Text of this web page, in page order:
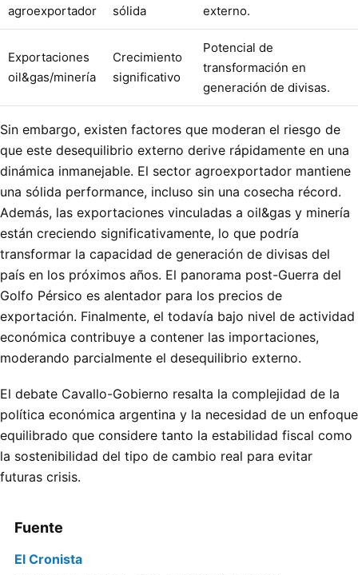
agroexportador
sólida
externo.
Exportaciones
oil&gas/minería
Crecimiento
significativo
Potencial de
transformación en
generación de divisas.
Sin embargo, existen factores que moderan el riesgo de
que este desequilibrio externo derive rápidamente en una
dinámica inmanejable. El sector agroexportador mantiene
una sólida performance, incluso sin una cosecha récord.
Además, las exportaciones vinculadas a oil&gas y minería
están creciendo significativamente, lo que podría
transformar la capacidad de generación de divisas del
país en los próximos años. El panorama post-Guerra del
Golfo Pérsico es alentador para los precios de
exportación. Finalmente, el todavía bajo nivel de actividad
económica contribuye a contener las importaciones,
moderando parcialmente el desequilibrio externo.
El debate Cavallo-Gobierno resalta la complejidad de la
política económica argentina y la necesidad de un enfoque
equilibrado que considere tanto la estabilidad fiscal como
la sostenibilidad del tipo de cambio real para evitar
futuras crisis.
Fuente
El Cronista